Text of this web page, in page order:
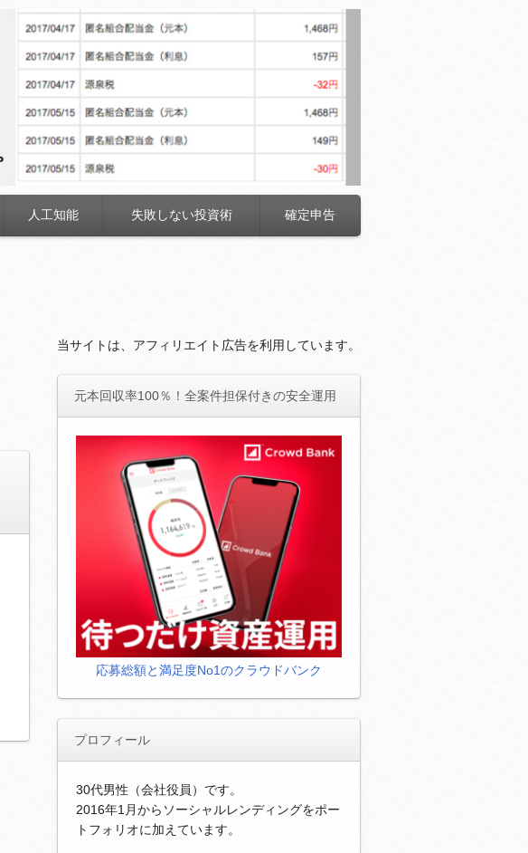
人工知能 失敗しない投資術 確定申告
当サイトは、アフィリエイト広告を利用しています。
元本回収率100％！全案件担保付きの安全運用
応募総額と満足度No1のクラウドバンク
プロフィール
30代男性（会社役員）です。
2016年1月からソーシャルレンディングをポー
トフォリオに加えています。